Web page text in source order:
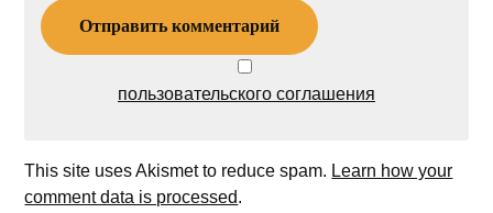
пользовательского соглашения
This site uses Akismet to reduce spam. Learn how your
comment data is processed.